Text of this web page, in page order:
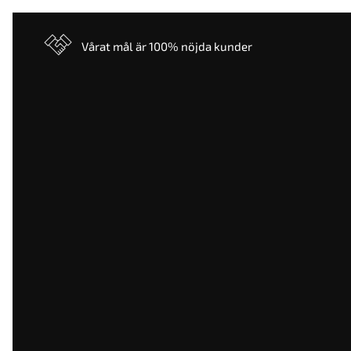
Vårat mål är 100% nöjda kunder